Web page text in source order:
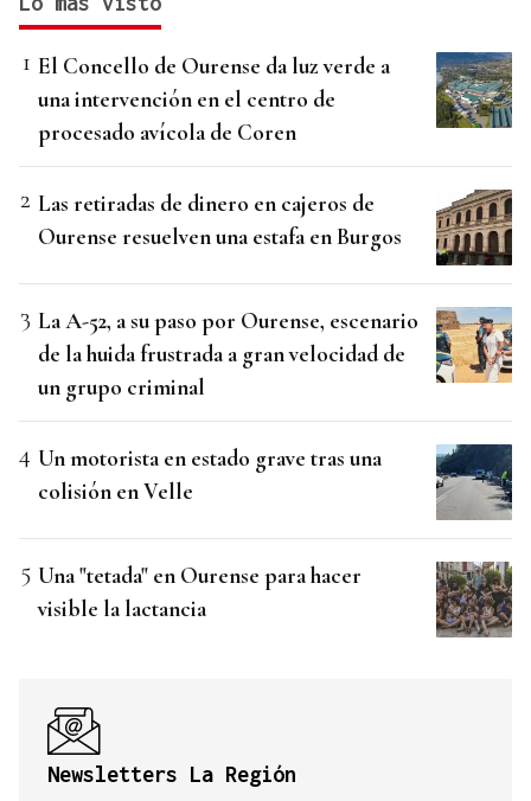
El Concello de Ourense da luz verde a
una intervención en el centro de
procesado avícola de Coren
Las retiradas de dinero en cajeros de
Ourense resuelven una estafa en Burgos
La A-52, a su paso por Ourense, escenario
de la huida frustrada a gran velocidad de
un grupo criminal
Un motorista en estado grave tras una
colisión en Velle
Una "tetada" en Ourense para hacer
visible la lactancia
Newsletters La Región